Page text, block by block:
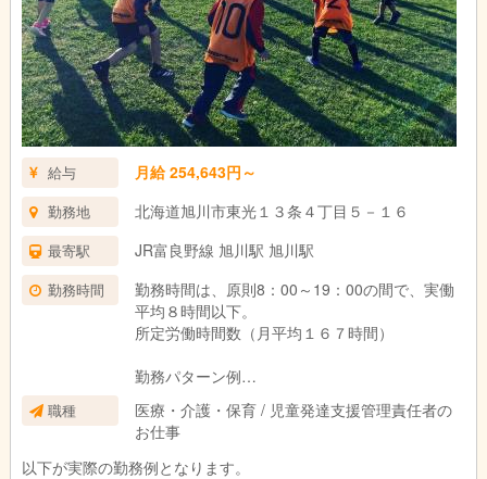
給与 月給 254,643円～
勤務地 北海道旭川市東光１３条４丁目５－１６
最寄駅 JR富良野線 旭川駅 旭川駅
勤務時間
勤務時間は、原則8：00～19：00の間で、実働
平均８時間以下。
所定労働時間数（月平均１６７時間）
勤務パターン例
8:00～17:00(休憩1時間)
9:00～18:00(休憩1時間)
上記以外の時間帯での勤務も調整可能です。お
気軽にご相談ください。
職種
医療・介護・保育 / 児童発達支援管理責任者の
お仕事
以下が実際の勤務例となります。